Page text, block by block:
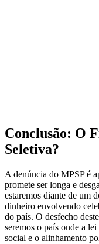
Conclusão: O
Seletiva?
A denúncia do MPSP é
promete ser longa e
estaremos diante de um
dinheiro envolvendo
do país. O desfecho
seremos o país onde a
social e o alinhamento